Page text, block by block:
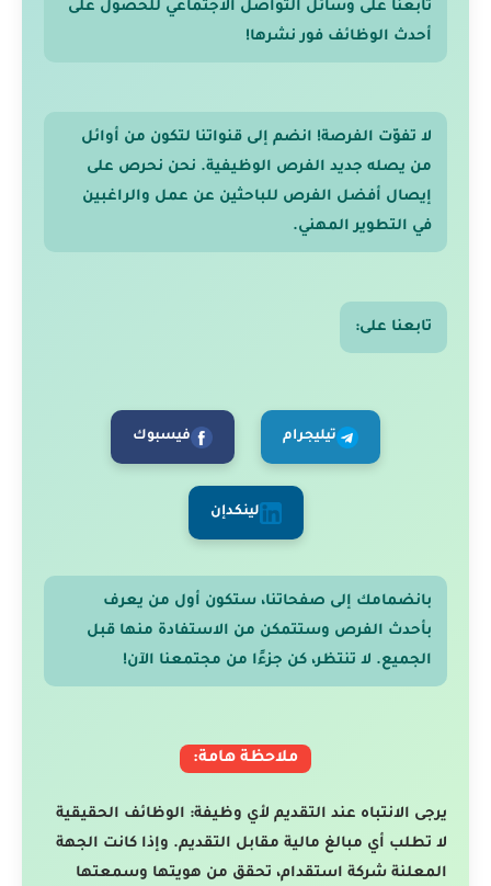
تابعنا على وسائل التواصل الاجتماعي للحصول على
أحدث الوظائف فور نشرها!
لا تفوّت الفرصة! انضم إلى قنواتنا لتكون من أوائل
من يصله جديد الفرص الوظيفية. نحن نحرص على
إيصال أفضل الفرص للباحثين عن عمل والراغبين
في التطوير المهني.
تابعنا على:
تيليجرام فيسبوك
لينكدإن
بانضمامك إلى صفحاتنا، ستكون أول من يعرف
بأحدث الفرص وستتمكن من الاستفادة منها قبل
الجميع. لا تنتظر، كن جزءًا من مجتمعنا الآن!
ملاحظة هامة:
يرجى الانتباه عند التقديم لأي وظيفة: الوظائف الحقيقية
لا تطلب أي مبالغ مالية مقابل التقديم. وإذا كانت الجهة
المعلنة شركة استقدام، تحقق من هويتها وسمعتها